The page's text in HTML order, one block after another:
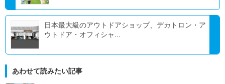
日本最大級のアウトドアショップ、デカトロン・ア
ウトドア・オフィシャ...
あわせて読みたい記事